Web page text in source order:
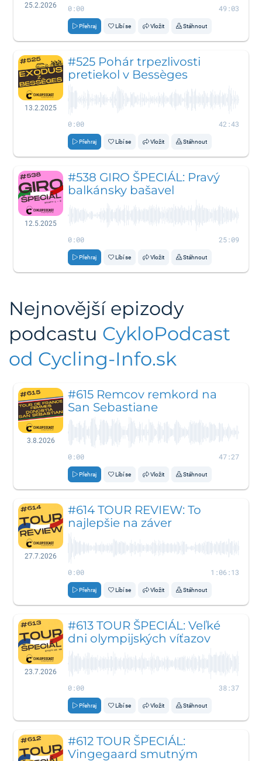
25.2.2026 0:00 49:03
Přehraj Líbí se Vložit Stáhnout
13.2.2025
#525 Pohár trpezlivosti
pretiekol v Bessèges
0:00 42:43
Přehraj Líbí se Vložit Stáhnout
12.5.2025
#538 GIRO ŠPECIÁL: Pravý
balkánsky bašavel
0:00 25:09
Přehraj Líbí se Vložit Stáhnout
Nejnovější epizody
podcastu CykloPodcast
od Cycling-Info.sk
3.8.2026
#615 Remcov remkord na
San Sebastiane
0:00 47:27
Přehraj Líbí se Vložit Stáhnout
27.7.2026
#614 TOUR REVIEW: To
najlepšie na záver
0:00 1:06:13
Přehraj Líbí se Vložit Stáhnout
23.7.2026
#613 TOUR ŠPECIÁL: Veľké
dni olympijských víťazov
0:00 38:37
Přehraj Líbí se Vložit Stáhnout
#612 TOUR ŠPECIÁL:
Vingegaard smutným